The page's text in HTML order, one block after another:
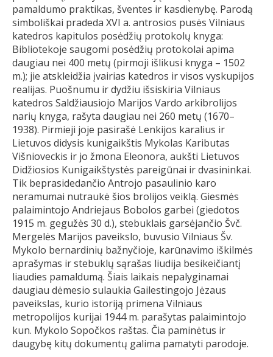
pamaldumo praktikas, šventes ir kasdienybę. Parodą
simboliškai pradeda XVI a. antrosios pusės Vilniaus
katedros kapitulos posėdžių protokolų knyga:
Bibliotekoje saugomi posėdžių protokolai apima
daugiau nei 400 metų (pirmoji išlikusi knyga – 1502
m.); jie atskleidžia įvairias katedros ir visos vyskupijos
realijas. Puošnumu ir dydžiu išsiskiria Vilniaus
katedros Saldžiausiojo Marijos Vardo arkibrolijos
narių knyga, rašyta daugiau nei 260 metų (1670–
1938). Pirmieji joje pasirašė Lenkijos karalius ir
Lietuvos didysis kunigaikštis Mykolas Kaributas
Višnioveckis ir jo žmona Eleonora, aukšti Lietuvos
Didžiosios Kunigaikštystės pareigūnai ir dvasininkai.
Tik beprasidedančio Antrojo pasaulinio karo
neramumai nutraukė šios brolijos veiklą. Giesmės
palaimintojo Andriejaus Bobolos garbei (giedotos
1915 m. gegužės 30 d.), stebuklais garsėjančio Švč.
Mergelės Marijos paveikslo, buvusio Vilniaus Šv.
Mykolo bernardinių bažnyčioje, karūnavimo iškilmės
aprašymas ir stebuklų sąrašas liudija besikeičiantį
liaudies pamaldumą. Šiais laikais nepalyginamai
daugiau dėmesio sulaukia Gailestingojo Jėzaus
paveikslas, kurio istoriją primena Vilniaus
metropolijos kurijai 1944 m. parašytas palaimintojo
kun. Mykolo Sopočkos raštas. Čia paminėtus ir
daugybę kitų dokumentų galima pamatyti parodoje.